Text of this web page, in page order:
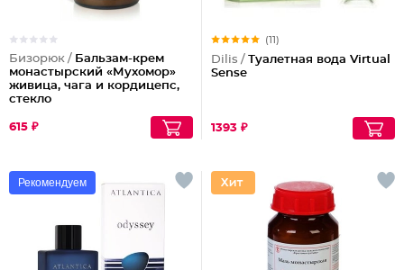
Бизорюк / Бальзам-крем
монастырский «Мухомор»
живица, чага и кордицепс,
стекло
615 ₽
(11)
Dilis / Туалетная вода Virtual
Sense
1393 ₽
Рекомендуем